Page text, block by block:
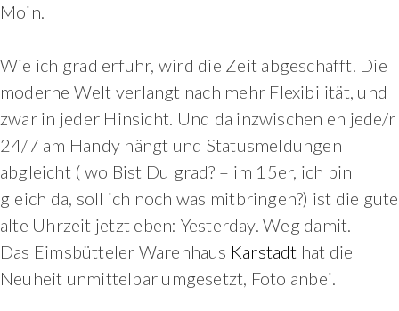
Moin.
Wie ich grad erfuhr, wird die Zeit abgeschafft. Die
moderne Welt verlangt nach mehr Flexibilität, und
zwar in jeder Hinsicht. Und da inzwischen eh jede/r
24/7 am Handy hängt und Statusmeldungen
abgleicht ( wo Bist Du grad? – im 15er, ich bin
gleich da, soll ich noch was mitbringen?) ist die gute
alte Uhrzeit jetzt eben: Yesterday. Weg damit.
Das Eimsbütteler Warenhaus Karstadt hat die
Neuheit unmittelbar umgesetzt, Foto anbei.